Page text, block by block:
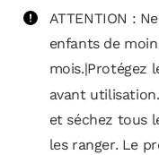
ATTENTION :
enfants de
mois.|Protégez
avant
et séchez tous
les ranger. Le